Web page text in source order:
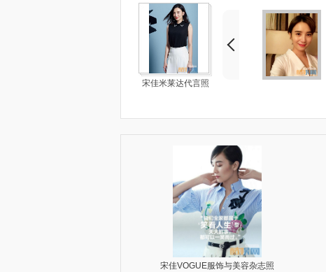
宋佳米莱达代言照
宋佳VOGUE服饰与美容杂志照